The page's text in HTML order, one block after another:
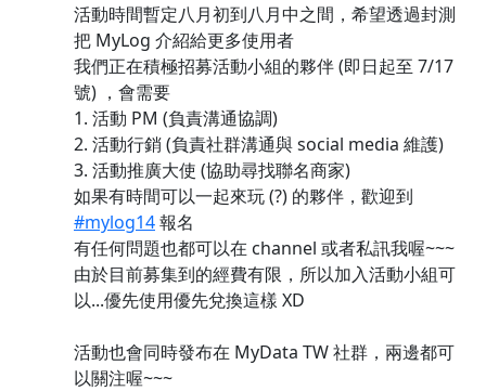
活動時間暫定八月初到八月中之間，希望透過封測
把 MyLog 介紹給更多使用者
我們正在積極招募活動小組的夥伴 (即日起至 7/17
號) ，會需要
1. 活動 PM (負責溝通協調)
2. 活動行銷 (負責社群溝通與 social media 維護)
3. 活動推廣大使 (協助尋找聯名商家)
如果有時間可以一起來玩 (?) 的夥伴，歡迎到
#mylog14報名
有任何問題也都可以在 channel 或者私訊我喔~~~
由於目前募集到的經費有限，所以加入活動小組可
以...優先使用優先兌換這樣 XD
活動也會同時發布在 MyData TW 社群，兩邊都可
以關注喔~~~